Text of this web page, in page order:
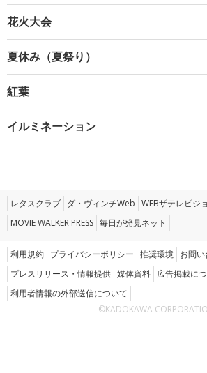
花火大会
夏休み（夏祭り）
紅葉
イルミネーション
レタスクラブ ダ・ヴィンチWeb WEBザテレビジ
MOVIE WALKER PRESS 毎日が発見ネット
利用規約 プライバシーポリシー 推奨環境 お問
プレスリリース・情報提供 媒体資料 広告掲載に
利用者情報の外部送信について
©KADOKAWA